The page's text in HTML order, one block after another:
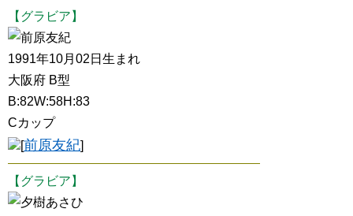
【グラビア】
前原友紀
1991年10月02日生まれ
大阪府 B型
B:82W:58H:83
Cカップ
[前原友紀]
【グラビア】
夕樹あさひ